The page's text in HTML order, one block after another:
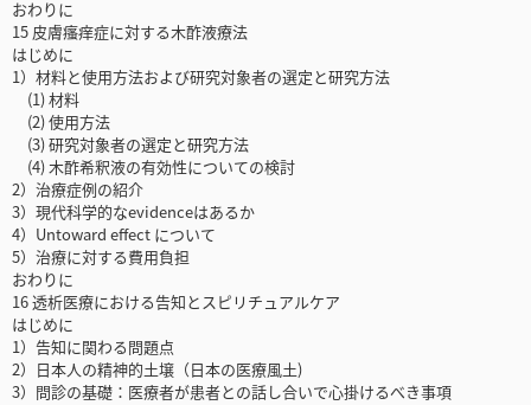
おわりに
15 皮膚瘙痒症に対する木酢液療法
はじめに
1）材料と使用方法および研究対象者の選定と研究方法
(1) 材料
(2) 使用方法
(3) 研究対象者の選定と研究方法
(4) 木酢希釈液の有効性についての検討
2）治療症例の紹介
3）現代科学的なevidenceはあるか
4）Untoward effect について
5）治療に対する費用負担
おわりに
16 透析医療における告知とスピリチュアルケア
はじめに
1）告知に関わる問題点
2）日本人の精神的土壌（日本の医療風土)
3）問診の基礎：医療者が患者との話し合いで心掛けるべき事項